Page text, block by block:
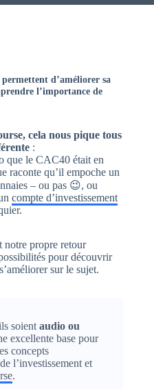
d’améliorer sa
l’importance de
cela nous pique tous
:
que le CAC40 était en
raconte qu’il empoche un
– ou pas 😉, ou
compte d’investissement
notre propre retour
pour découvrir
sur le sujet.
soient audio ou
excellente base pour
concepts
l’investissement et
.